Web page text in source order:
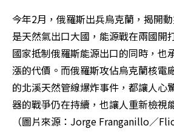
今年2月，俄羅斯出兵烏克蘭，揭開
是天然氣出口大國，能源戰在兩國開
國家抵制俄羅斯能源出口的同時，也
漲的代價。而俄羅斯攻佔烏克蘭核電
的北溪天然管線爆炸事件，都讓人心
器的戰爭仍在持續，也讓人重新檢視
（圖片來源：Jorge Franganillo／